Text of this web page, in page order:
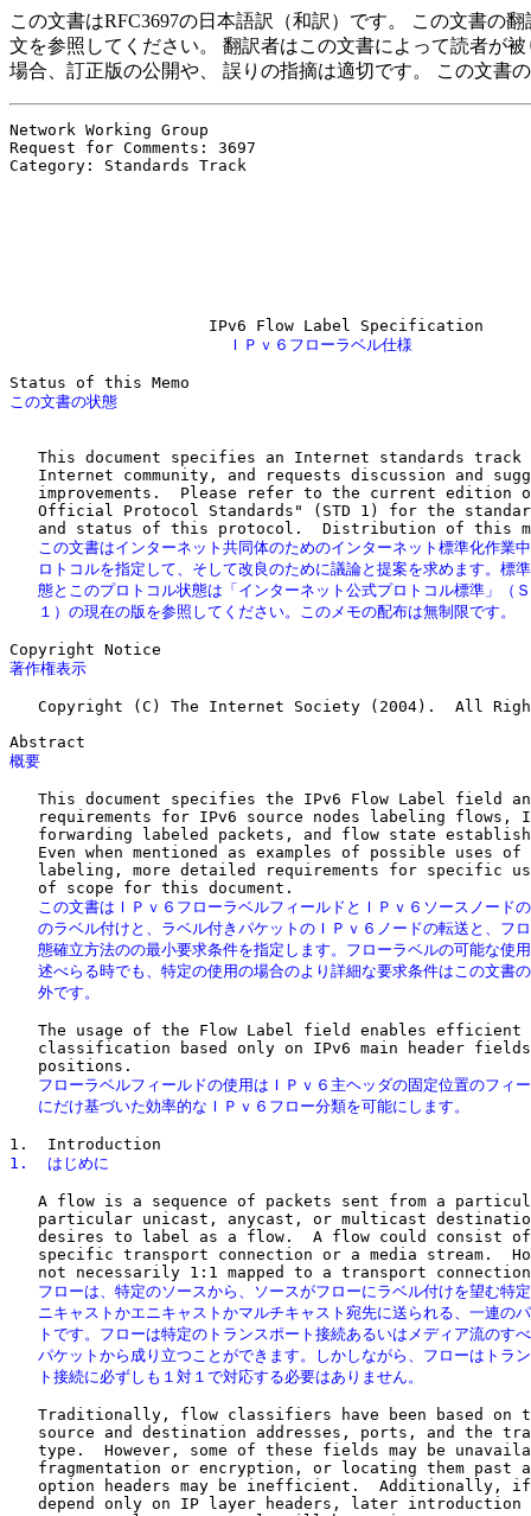
この文書はRFC3697の日本語訳（和訳）です。 この文書の
文を参照してください。 翻訳者はこの文書によって読者が
場合、訂正版の公開や、 誤りの指摘は適切です。 この文書
Network Working Group
Request for Comments: 3697
Category: Standards Track
                       ＩＰｖ６フローラベル仕様
This document specifies an Internet standards track
Internet community, and requests discussion and
improvements.  Please refer to the current edition
Official Protocol Standards" (STD 1) for the
この文書はインターネット共同体のためのインターネット標準化作業
ロトコルを指定して、そして改良のために議論と提案を求めます。標
態とこのプロトコル状態は「インターネット公式プロトコル標準」（
   １）の現在の版を参照してください。このメモの配布は無制限です。
著作権表示
Copyright (C) The Internet Society (2004).  All
概要
This document specifies the IPv6 Flow Label field
requirements for IPv6 source nodes labeling flows,
forwarding labeled packets, and flow state
Even when mentioned as examples of possible uses of
labeling, more detailed requirements for specific
この文書はＩＰｖ６フローラベルフィールドとＩＰｖ６ソースノード
のラベル付けと、ラベル付きパケットのＩＰｖ６ノードの転送と、フ
態確立方法のの最小要求条件を指定します。フローラベルの可能な使
述べらる時でも、特定の使用の場合のより詳細な要求条件はこの文書
   外です。
The usage of the Flow Label field enables efficient
classification based only on IPv6 main header
フローラベルフィールドの使用はＩＰｖ６主ヘッダの固定位置のフィ
   にだけ基づいた効率的なＩＰｖ６フロー分類を可能にします。
1.  はじめに
A flow is a sequence of packets sent from a
particular unicast, anycast, or multicast
desires to label as a flow.  A flow could consist
specific transport connection or a media stream.
フローは、特定のソースから、ソースがフローにラベル付けを望む特
ニキャストかエニキャストかマルチキャスト宛先に送られる、一連の
トです。フローは特定のトランスポート接続あるいはメディア流のす
パケットから成り立つことができます。しかしながら、フローはトラ
   ト接続に必ずしも１対１で対応する必要はありません。
Traditionally, flow classifiers have been based on
source and destination addresses, ports, and the
type.  However, some of these fields may be
fragmentation or encryption, or locating them past
option headers may be inefficient.  Additionally,
depend only on IP layer headers, later introduction